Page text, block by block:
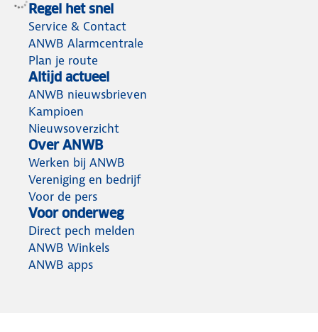
Regel het snel
Service & Contact
ANWB Alarmcentrale
Plan je route
Altijd actueel
ANWB nieuwsbrieven
Kampioen
Nieuwsoverzicht
Over ANWB
Werken bij ANWB
Vereniging en bedrijf
Voor de pers
Voor onderweg
Direct pech melden
ANWB Winkels
ANWB apps